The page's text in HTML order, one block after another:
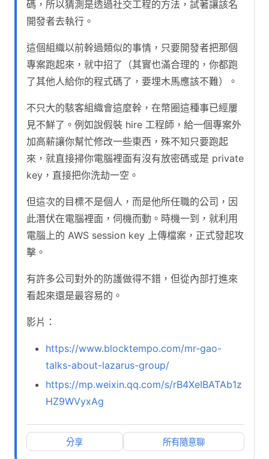
碼，所以猜測是透過社交工程的方法，試著讓該名
開發者去執行。
這個組織以前幹過類似的事情，只要開發者把那個
專案跑起來，就中招了（其實也滿合理的，你都跑
了其他人給你的程式碼了，要埋木馬應該不難）。
不只大的駭客組織會這麼幹，在幣圈這種事已經屢
見不鮮了。例如說假裝 hire 工程師，給一個專案外
加高薪讓你幫忙修改一些東西，殊不知只要跑起
來，就直接掃你電腦裡面有沒有放密碼或是 private
key，直接把你洗劫一空。
但這次的目標不是個人，而是他所任職的公司，因
此潛伏在電腦裡面，伺機而動。時機一到，就利用
電腦上的 AWS session key 上傳檔案，正式發起攻
擊。
有許多公司對外的防護做得不錯，但從內部打進來
看起來還是最容易的。
影片：
https://www.blocktempo.com/mr-gao-
talks-about-lazarus-group/
https://mp.weixin.qq.com/s/rB4XeIBATAb1z
HZ9WVyxAg
分享 所有隨意聊